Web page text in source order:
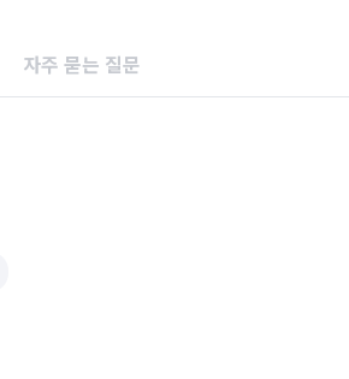
자주 묻는 질문